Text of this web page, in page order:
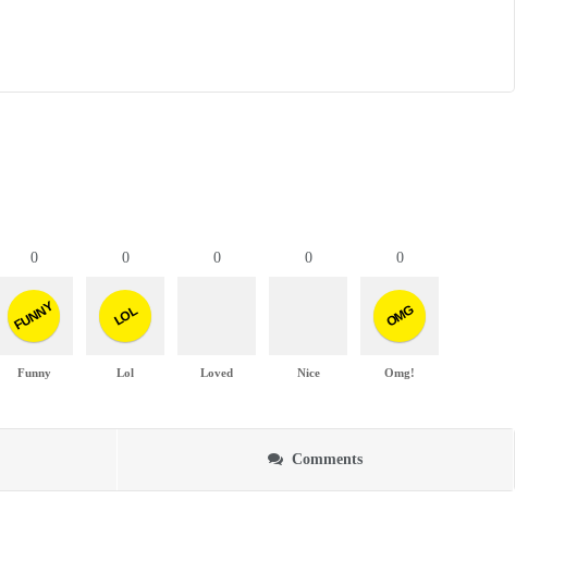
0
FUNNY
Funny
0
LOL
Lol
0
Loved
0
Nice
0
OMG
Omg!
Comments